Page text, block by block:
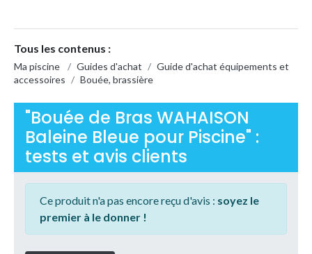
Tous les contenus :
Ma piscine / Guides d'achat / Guide d'achat équipements et
accessoires / Bouée, brassière
"Bouée de Bras WAHAISON
Baleine Bleue pour Piscine" :
tests et avis clients
Ce produit n'a pas encore reçu d'avis : soyez le
premier à le donner !